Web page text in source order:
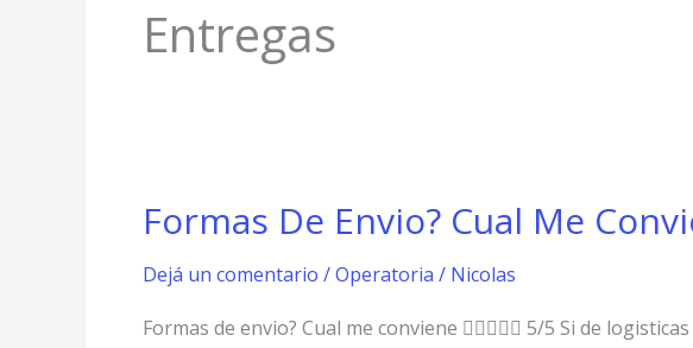
Entregas
Formas De Envio? Cual Me
Dejá un comentario /Operatoria / Nicolas
Formas de envio? Cual me conviene  5/5 Si de
Formas
Envio?
Cual